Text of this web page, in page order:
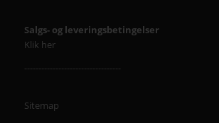
Salgs- og leveringsbetingelser
Klik her
----------------------------------
Sitemap